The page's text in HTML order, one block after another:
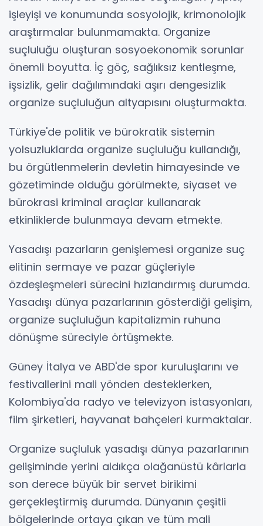
işleyişi ve konumunda sosyolojik, krimonolojik
araştırmalar bulunmamakta. Organize
suçluluğu oluşturan sosyoekonomik sorunlar
önemli boyutta. İç göç, sağlıksız kentleşme,
işsizlik, gelir dağılımındaki aşırı dengesizlik
organize suçluluğun altyapısını oluşturmakta.
Türkiye'de politik ve bürokratik sistemin
yolsuzluklarda organize suçluluğu kullandığı,
bu örgütlenmelerin devletin himayesinde ve
gözetiminde olduğu görülmekte, siyaset ve
bürokrasi kriminal araçlar kullanarak
etkinliklerde bulunmaya devam etmekte.
Yasadışı pazarların genişlemesi organize suç
elitinin sermaye ve pazar güçleriyle
özdeşleşmeleri sürecini hızlandırmış durumda.
Yasadışı dünya pazarlarının gösterdiği gelişim,
organize suçluluğun kapitalizmin ruhuna
dönüşme süreciyle örtüşmekte.
Güney İtalya ve ABD'de spor kuruluşlarını ve
festivallerini mali yönden desteklerken,
Kolombiya'da radyo ve televizyon istasyonları,
film şirketleri, hayvanat bahçeleri kurmaktalar.
Organize suçluluk yasadışı dünya pazarlarının
gelişiminde yerini aldıkça olağanüstü kârlarla
son derece büyük bir servet birikimi
gerçekleştirmiş durumda. Dünyanın çeşitli
bölgelerinde ortaya çıkan ve tüm mali